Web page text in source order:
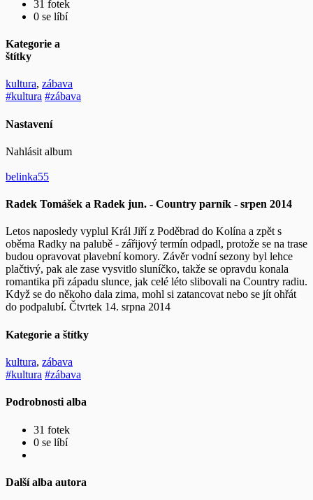
31 fotek
0 se líbí
Kategorie a
štítky
kultura, zábava
#kultura #zábava
Nastavení
Nahlásit album
belinka55
Radek Tomášek a Radek jun. - Country parník - srpen 2014
Letos naposledy vyplul Král Jiří z Poděbrad do Kolína a zpět s
oběma Radky na palubě - zářijový termín odpadl, protože se na trase
budou opravovat plavební komory. Závěr vodní sezony byl lehce
plačtivý, pak ale zase vysvitlo sluníčko, takže se opravdu konala
romantika při západu slunce, jak celé léto slibovali na Country radiu.
Když se do někoho dala zima, mohl si zatancovat nebo se jít ohřát
do podpalubí. Čtvrtek 14. srpna 2014
Kategorie a štítky
kultura, zábava
#kultura #zábava
Podrobnosti alba
31 fotek
0 se líbí
Další alba autora